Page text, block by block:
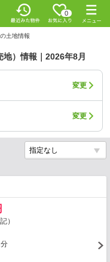
0
土地情報
）情報｜2026年8月
変更
変更
）